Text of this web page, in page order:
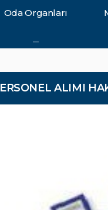
Oda Organları
ALIMI